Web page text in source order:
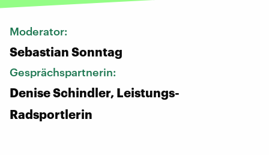
Moderator:
Sebastian Sonntag
Gesprächspartnerin:
Denise Schindler, Leistungs-
Radsportlerin